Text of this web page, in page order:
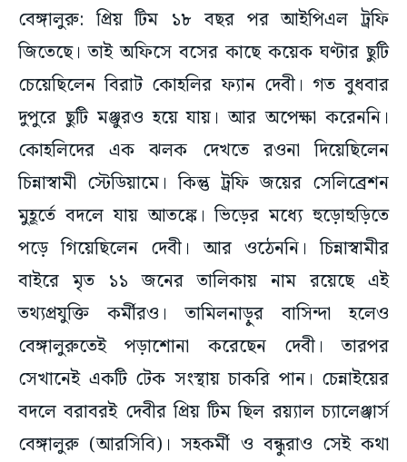
বেঙ্গালুরু: প্রিয় টিম ১৮ বছর পর আইপিএল ট্রফি
জিতেছে। তাই অফিসে বসের কাছে কয়েক ঘণ্টার ছুটি
চেয়েছিলেন বিরাট কোহলির ফ্যান দেবী। গত বুধবার
দুপুরে ছুটি মঞ্জুরও হয়ে যায়। আর অপেক্ষা করেননি।
কোহলিদের এক ঝলক দেখতে রওনা দিয়েছিলেন
চিন্নাস্বামী স্টেডিয়ামে। কিন্তু ট্রফি জয়ের সেলিব্রেশন
মুহূর্তে বদলে যায় আতঙ্কে। ভিড়ের মধ্যে হুড়োহুড়িতে
পড়ে গিয়েছিলেন দেবী। আর ওঠেননি। চিন্নাস্বামীর
বাইরে মৃত ১১ জনের তালিকায় নাম রয়েছে এই
তথ্যপ্রযুক্তি কর্মীরও। তামিলনাড়ুর বাসিন্দা হলেও
বেঙ্গালুরুতেই পড়াশোনা করেছেন দেবী। তারপর
সেখানেই একটি টেক সংস্থায় চাকরি পান। চেন্নাইয়ের
বদলে বরাবরই দেবীর প্রিয় টিম ছিল রয়্যাল চ্যালেঞ্জার্স
বেঙ্গালুরু (আরসিবি)। সহকর্মী ও বন্ধুরাও সেই কথা